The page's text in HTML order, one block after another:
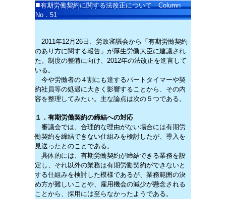
■有期労働契約に関する法改正についてColumn
No． 51
2011年12月26日、労政審議会から「有期労働契約
のあり方に関する報告」が厚生労働大臣に建議され
た。制度の整備に向け、2012年の法改正を進言して
いる。
今や労働者の４割にも達するパートタイマーや契
約社員等の処遇に大きく影響することから、その内
容を整理してみたい。主な論点は次の５つである。
１．有期労働契約の締結への対応
審議会では、合理的な理由がない場合には有期労
働契約を締結できない仕組みを検討したが、導入を
見送ったとのことである。
具体的には、有期労働契約が締結できる業務を設
定し、それ以外の業務は有期労働契約ができないと
する仕組みを検討した模様であるが、業務範囲の決
め方が難しいことや、雇用機会の減少が懸念される
ことから、採用には至らなかったようである。